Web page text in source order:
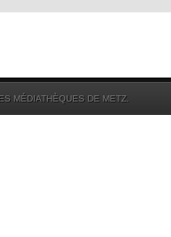
MÉDIATHÈQUES DE METZ.